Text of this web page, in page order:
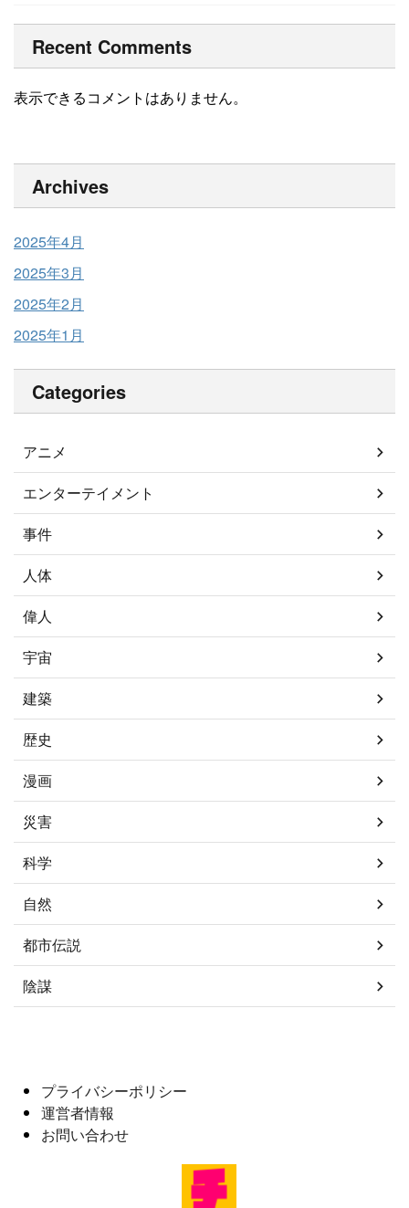
Recent Comments
表示できるコメントはありません。
Archives
2025年4月
2025年3月
2025年2月
2025年1月
Categories
アニメ
エンターテイメント
事件
人体
偉人
宇宙
建築
歴史
漫画
災害
科学
自然
都市伝説
陰謀
プライバシーポリシー
運営者情報
お問い合わせ